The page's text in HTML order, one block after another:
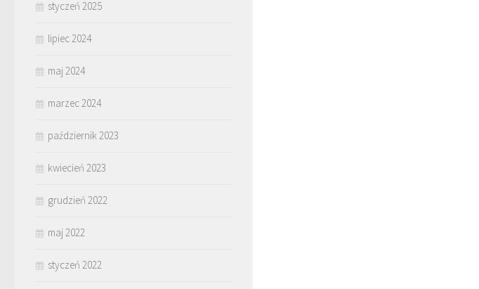
styczeń 2025
lipiec 2024
maj 2024
marzec 2024
październik 2023
kwiecień 2023
grudzień 2022
maj 2022
styczeń 2022